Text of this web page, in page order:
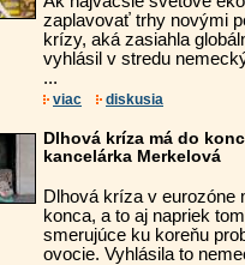
zaplavovať trhy novými
krízy, aká zasiahla
vyhlásil v stredu
...
viac diskusia
Dlhová kríza má do
kancelárka Merkelová
Dlhová kríza v eurozóne
konca, a to aj napriek
smerujúce ku koreňu
ovocie. Vyhlásila to